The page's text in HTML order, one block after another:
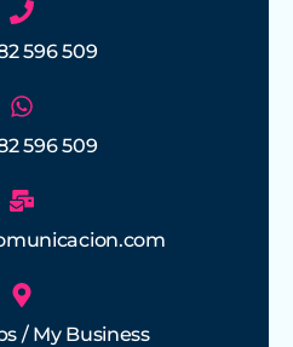
596 509
596 509
/ My Business